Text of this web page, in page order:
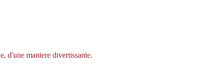
d'une maniere divertissante.